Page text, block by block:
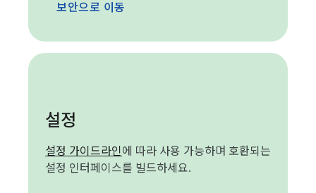
보안으로 이동
설정
설정 가이드라인에 따라 사용 가능하며 호환되는
설정 인터페이스를 빌드하세요.